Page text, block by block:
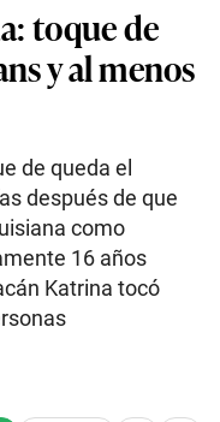
toque de
y al menos
de queda el
después de que
como
16 años
Katrina tocó